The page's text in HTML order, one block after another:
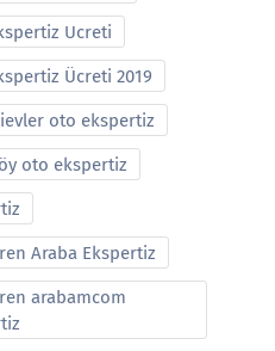
Ucreti
Ücreti 2019
oto ekspertiz
oto ekspertiz
Araba Ekspertiz
arabamcom